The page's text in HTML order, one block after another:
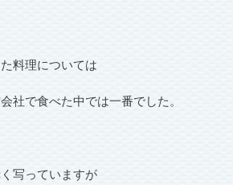
料理については
社で食べた中では一番でした。
写っていますが